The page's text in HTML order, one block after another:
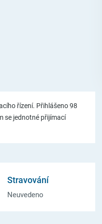
řízení. Přihlášeno 98
se jednotné přijímací
Stravování
Neuvedeno